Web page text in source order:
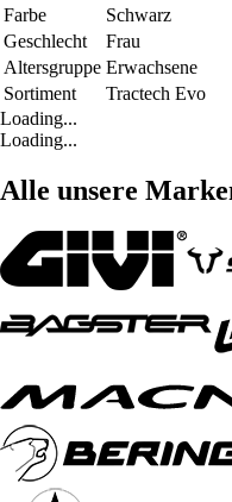
Farbe
Schwarz
Geschlecht
Frau
Altersgruppe Erwachsene
Sortiment
Tractech Evo
Loading...
Loading...
Alle unsere